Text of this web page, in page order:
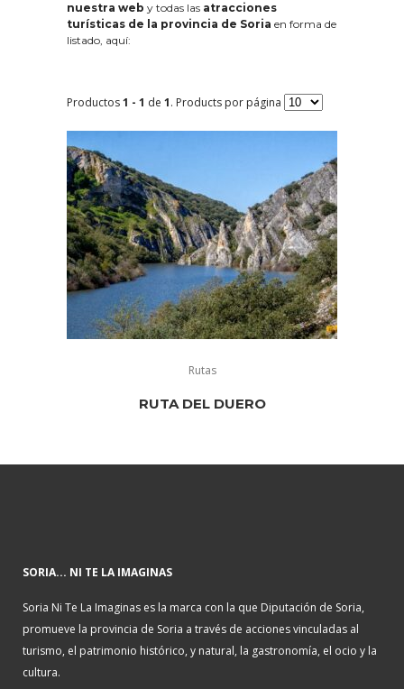
nuestra web y todas las atracciones
turísticas de la provincia de Soria en forma de
listado, aquí:
Productos1 - 1 de 1. Products por página
Rutas
RUTA DEL DUERO
SORIA... NI TE LA IMAGINAS
Soria Ni Te La Imaginas es la marca con la que Diputación de Soria,
promueve la provincia de Soria a través de acciones vinculadas al
turismo, el patrimonio histórico, y natural, la gastronomía, el ocio y la
cultura.